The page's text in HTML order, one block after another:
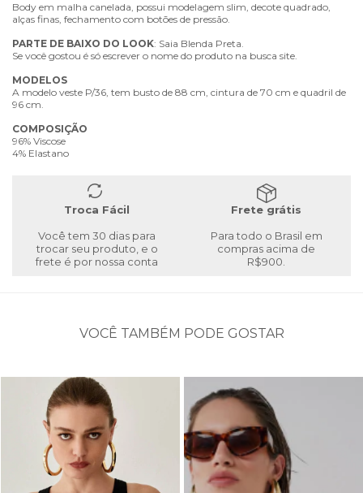
Body em malha canelada, possui modelagem slim, decote quadrado,
alças finas, fechamento com botões de pressão.
PARTE DE BAIXO DO LOOK: Saia Blenda Preta.
Se você gostou é só escrever o nome do produto na busca site.
MODELOS
A modelo veste P/36, tem busto de 88 cm, cintura de 70 cm e quadril de
96 cm.
COMPOSIÇÃO
96% Viscose
4% Elastano
Troca Fácil
Você tem 30 dias para
trocar seu produto, e o
frete é por nossa conta
Frete grátis
Para todo o Brasil em
compras acima de
R$900.
VOCÊ TAMBÉM PODE GOSTAR